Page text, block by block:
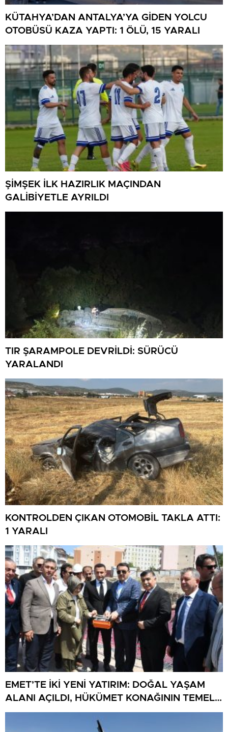
KÜTAHYA’DAN ANTALYA’YA GİDEN YOLCU
OTOBÜSÜ KAZA YAPTI: 1 ÖLÜ, 15 YARALI
ŞİMŞEK İLK HAZIRLIK MAÇINDAN
GALİBİYETLE AYRILDI
TIR ŞARAMPOLE DEVRİLDİ: SÜRÜCÜ
YARALANDI
KONTROLDEN ÇIKAN OTOMOBİL TAKLA ATTI:
1 YARALI
EMET’TE İKİ YENİ YATIRIM: DOĞAL YAŞAM
ALANI AÇILDI, HÜKÜMET KONAĞININ TEMELİ
ATILDI